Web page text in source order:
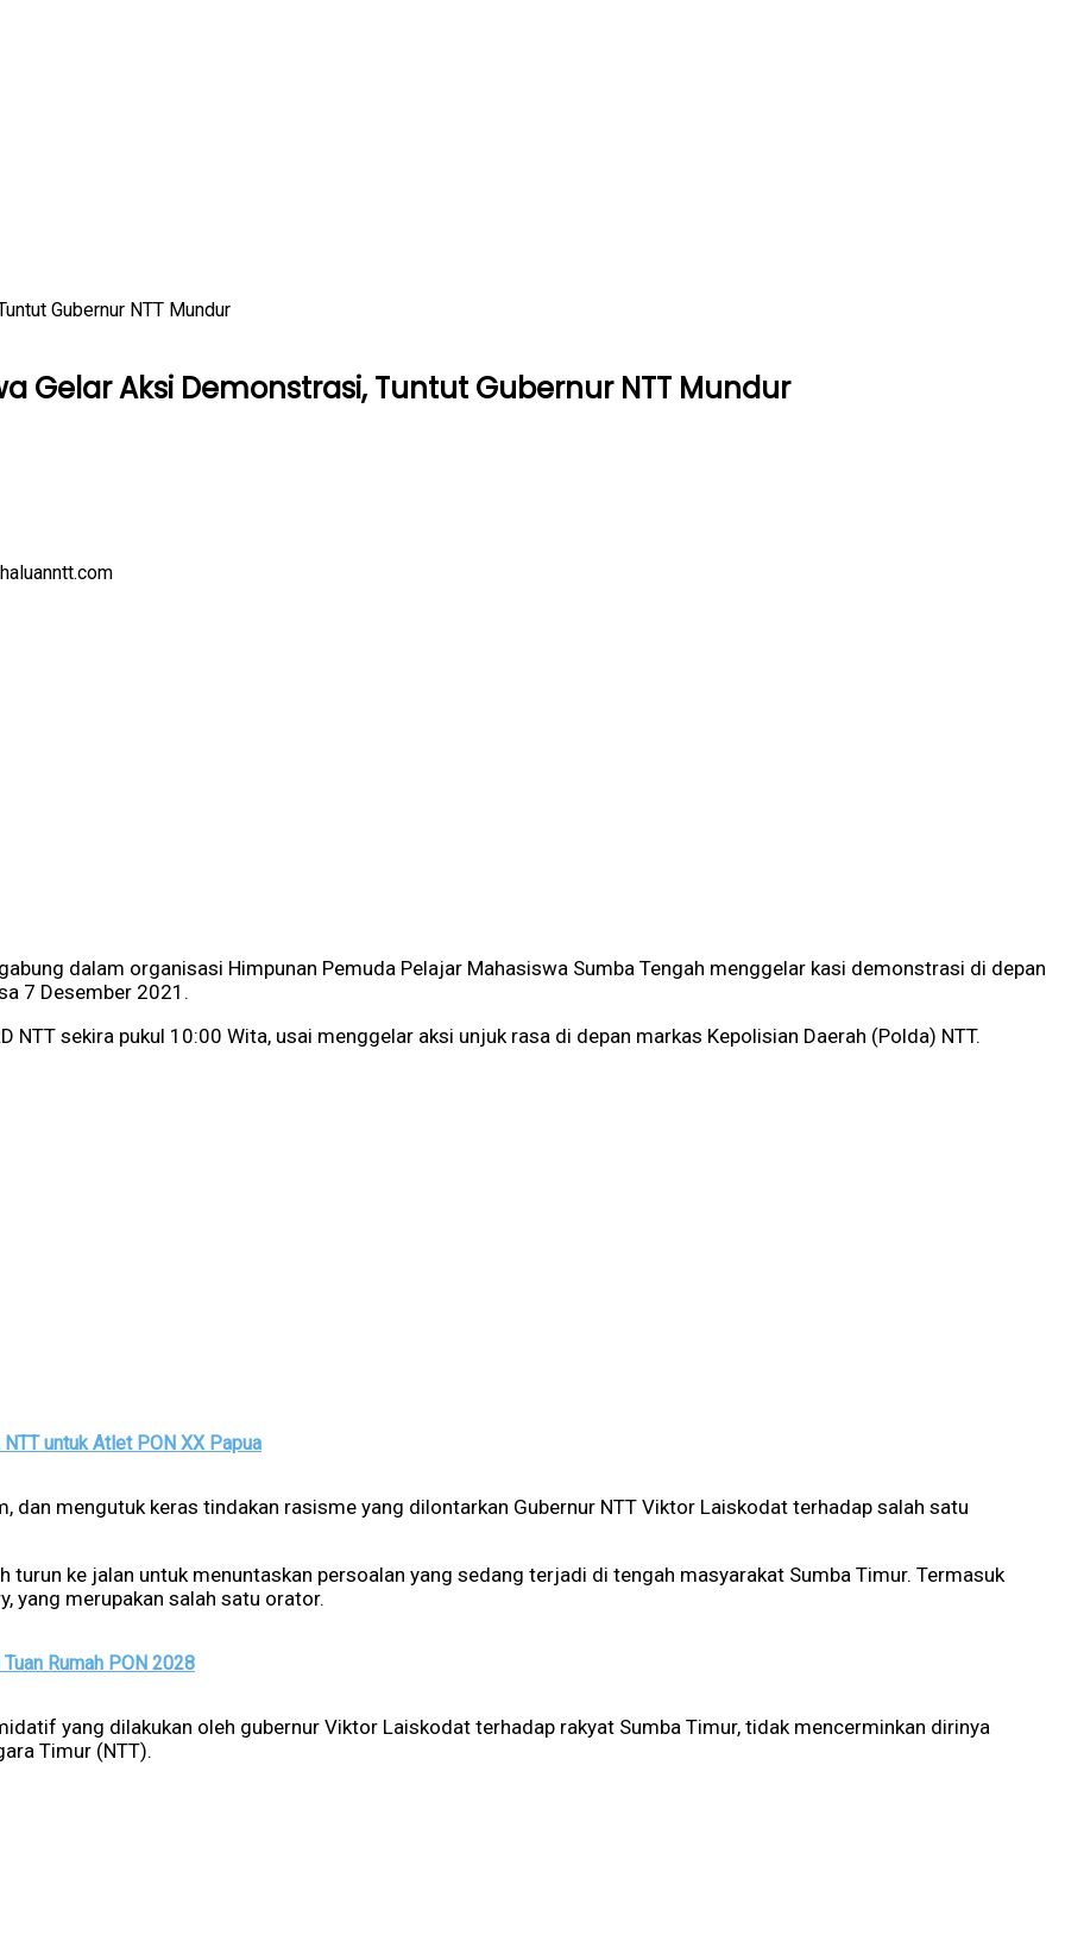
Gubernur NTT Mundur
Gelar Aksi Demonstrasi, Tuntut Gubernur NTT Mundur
dalam organisasi Himpunan Pemuda Pelajar Mahasiswa Sumba Tengah menggelar kasi demonstrasi di depan
7 Desember 2021.
NTT sekira pukul 10:00 Wita, usai menggelar aksi unjuk rasa di depan markas Kepolisian Daerah (Polda) NTT.
untuk Atlet PON XX Papua
dan mengutuk keras tindakan rasisme yang dilontarkan Gubernur NTT Viktor Laiskodat terhadap salah satu
turun ke jalan untuk menuntaskan persoalan yang sedang terjadi di tengah masyarakat Sumba Timur. Termasuk
yang merupakan salah satu orator.
Rumah PON 2028
yang dilakukan oleh gubernur Viktor Laiskodat terhadap rakyat Sumba Timur, tidak mencerminkan dirinya
Timur (NTT).